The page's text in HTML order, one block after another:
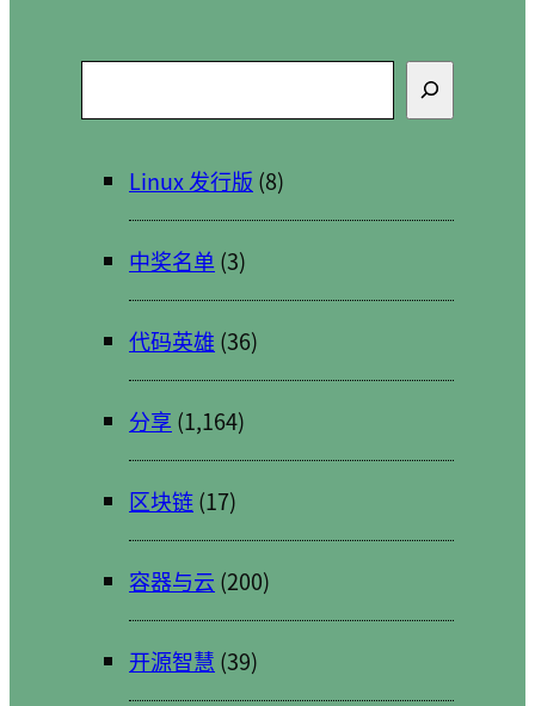
索
Linux 发行版 (8)
中奖名单 (3)
代码英雄 (36)
分享 (1,164)
区块链(17)
容器与云 (200)
开源智慧 (39)